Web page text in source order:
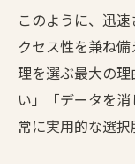
このように、迅
クセス性を兼ね
理を選ぶ最大の
い」「データを
常に実用的な選択